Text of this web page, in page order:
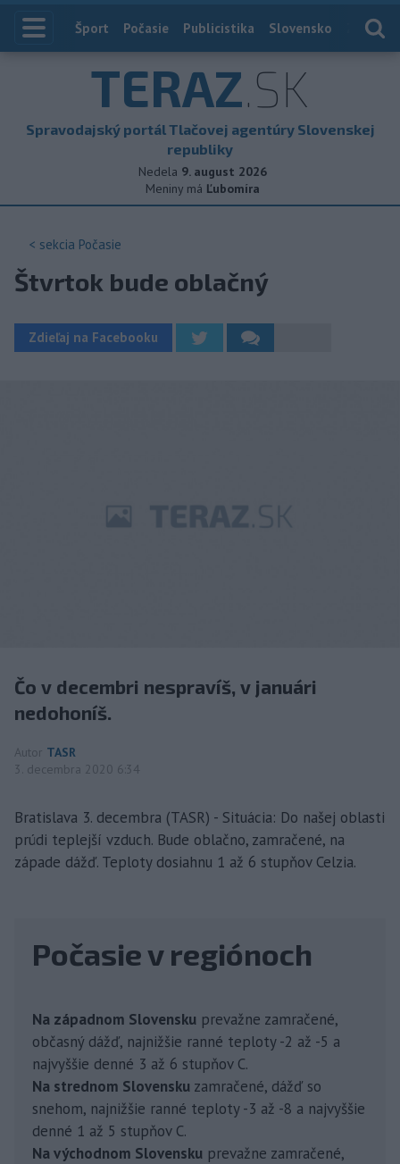
Index
Šport Počasie Publicistika Slovensko
TERAZ.SK
Spravodajský portál Tlačovej agentúry Slovenskej
republiky
Nedela 9. august 2026
Meniny má Ľubomíra
< sekcia Počasie
Štvrtok bude oblačný
Zdieľaj na Facebooku
Čo v decembri nespravíš, v januári
nedohoníš.
Autor TASR
3. decembra 2020 6:34
Bratislava 3. decembra (TASR) - Situácia: Do našej oblasti
prúdi teplejší vzduch. Bude oblačno, zamračené, na
západe dážď. Teploty dosiahnu 1 až 6 stupňov Celzia.
Počasie v regiónoch
Na západnom Slovensku prevažne zamračené,
občasný dážď, najnižšie ranné teploty -2 až -5 a
najvyššie denné 3 až 6 stupňov C.
Na strednom Slovensku zamračené, dážď so
snehom, najnižšie ranné teploty -3 až -8 a najvyššie
denné 1 až 5 stupňov C.
Na východnom Slovensku prevažne zamračené,